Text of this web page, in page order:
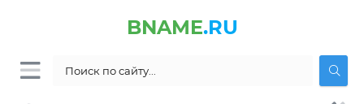
BNAME.RU